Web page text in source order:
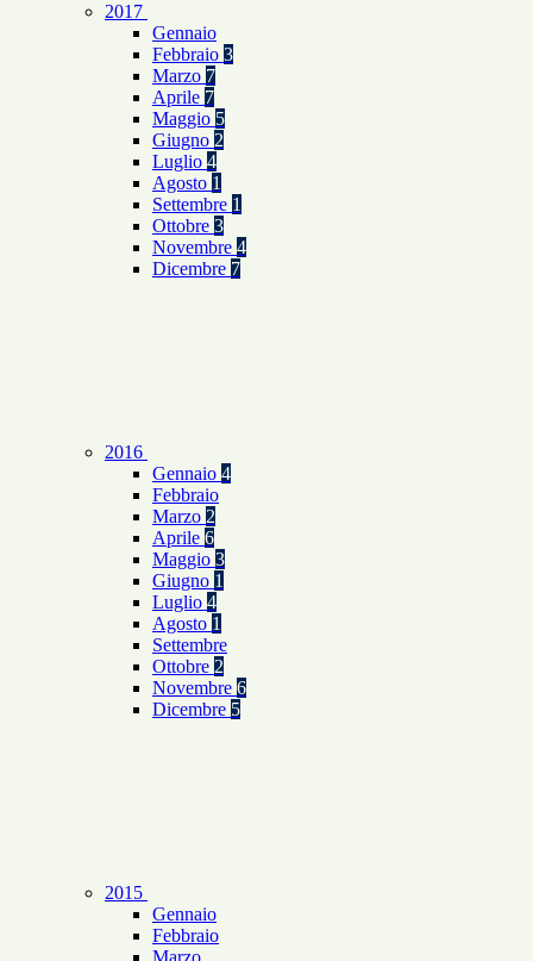
2017
Gennaio
Febbraio 3
Marzo 7
Aprile 7
Maggio 5
Giugno 2
Luglio 4
Agosto 1
Settembre 1
Ottobre 3
Novembre 4
Dicembre 7
2016
Gennaio 4
Febbraio
Marzo 2
Aprile 6
Maggio 3
Giugno 1
Luglio 4
Agosto 1
Settembre
Ottobre 2
Novembre 6
Dicembre 5
2015
Gennaio
Febbraio